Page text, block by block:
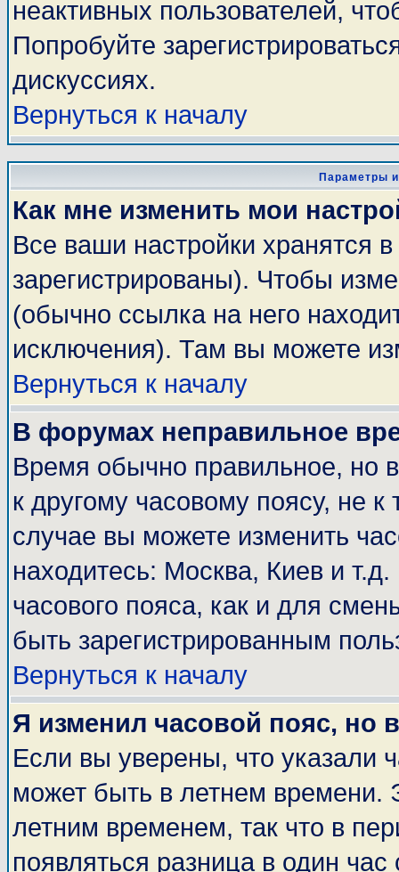
неактивных пользователей,
Попробуйте
дискуссиях.
Вернуться к началу
Параметры
Как мне изменить мои
Все ваши настройки хранятся
зарегистрированы). Чтобы
(обычно ссылка на него
исключения). Там вы можете
Вернуться к началу
В форумах неправильное
Время обычно правильное, но
к другому часовому поясу, не
случае вы можете изменить
находитесь: Москва, Киев и
часового пояса, как и для
быть зарегистрированным
Вернуться к началу
Я изменил часовой пояс, но
Если вы уверены, что указали
может быть в летнем времени.
летним временем, так что в
появляться разница в один